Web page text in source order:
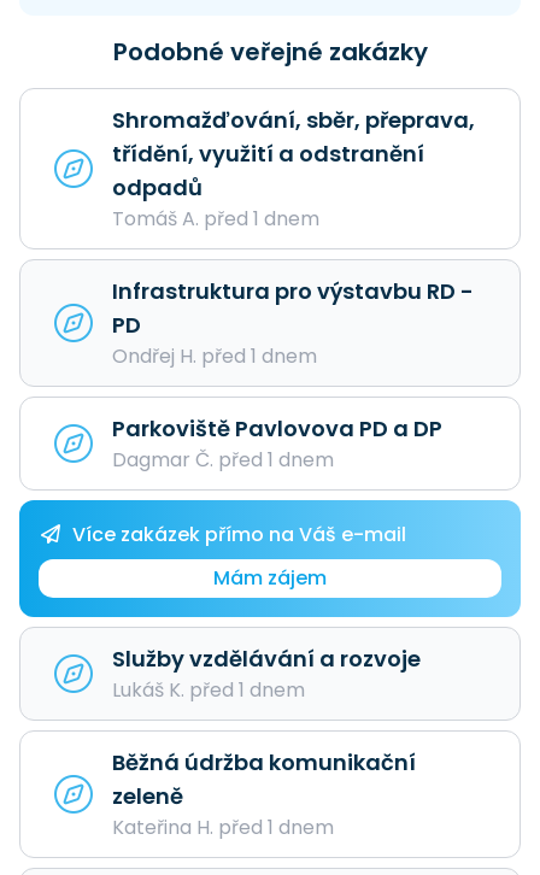
Podobné veřejné zakázky
Shromažďování, sběr, přeprava,
třídění, využití a odstranění
odpadů
Tomáš A. před 1 dnem
Infrastruktura pro výstavbu RD -
PD
Ondřej H. před 1 dnem
Parkoviště Pavlovova PD a DP
Dagmar Č. před 1 dnem
Více zakázek přímo na Váš e-mail
Mám zájem
Služby vzdělávání a rozvoje
Lukáš K. před 1 dnem
Běžná údržba komunikační
zeleně
Kateřina H. před 1 dnem